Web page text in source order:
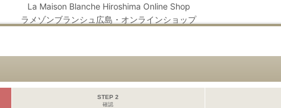
La Maison Blanche Hiroshima Online Shop
ラメゾンブランシュ広島・オンラインショップ
STEP 2
確認